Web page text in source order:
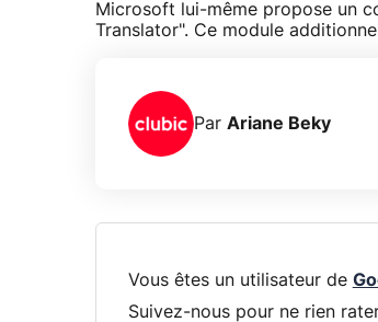
Microsoft lui-même propose un
Translator". Ce module
Par Ariane Beky
Vous êtes un utilisateur de
Suivez-nous pour ne rien